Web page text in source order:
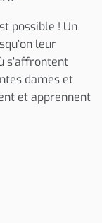
possible ! Un
leur
s’affrontent
dames et
et apprennent